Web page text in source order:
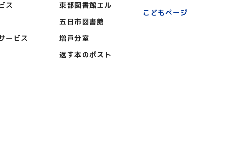
ス
ービス
東部図書館エル
五日市図書館
増戸分室
返す本のポスト
こどもページ